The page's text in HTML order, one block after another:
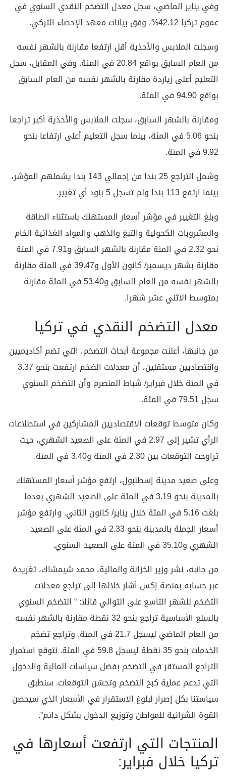
وفي يناير الماضي، سجل معدل التضخم النقدي السنوي في
عموم تركيا 42.12%، وفق بيانات معهد الإحصاء التركي.
وسجلت الملابس والأحذية أقل ارتفعا مقارنة بالشهر نفسه
من العام السابق بواقع 20.84 في المئة. وفي المقابل، سجل
التعليم أعلى زياردة مقارنة بالشهر نفسه من العام السابق
بواقع 94.90 في المئة.
ومقارنة بالشهر السابق، سجلت الملابس والأحذية أكبر تراجعا
بنحو 5.06 في المئة، بينما سجل التعليم أعلى ارتفاعا بنحو
9.92 في المئة.
وشمل التراجع 25 بندا من إجمالي 143 بندا يشملهم المؤشر،
بينما ارتفع 113 بندا ولم تسجل 5 بنود أي تغيير.
وبلغ التغيير في مؤشر أسعار المستهلك باستثناء الطاقة
والمشروبات الكحولية والتبغ والذهب والمواد الغذائية الخام
نحو 2.32 في المئة مقارنة بالشهر السابق و7.91 في المئة
مقارنة بشهر ديسمبر/ كانون الأول و39.47 في المئة مقارنة
بالشهر نفسه من العام السابق و53.40 في المئة مقارنة
بمتوسط الاثني عشر شهرا.
معدل التضخم النقدي في تركيا
من جانبها، أعلنت مجموعة أبحاث التضخم، التي تضم أكاديميين
واقتصاديين مستقلين، أن معدلات الضخم ارتفعت بنحو 3.37
في المئة خلال فبراير/ شباط المنصرم وأن التضخم السنوي
سجل 79.51 في المئة.
وكان متوسط توقعات الاقتصاديين المشاركين في استطلاعات
الرأي تشير إلى 2.97 في المئة على الصعيد الشهري، حيث
تراوحت التوقعات بين 2.30 في المئة و3.40 في المئة.
وعلى صعيد مدينة إسطنبول، ارتفع مؤشر أسعار المستهلك
بالمدينة بنحو 3.19 في المئة على الصعيد الشهري بعدما
بلغت 5.16 في المئة خلال يناير/ كانون الثاني. وارتفع مؤشر
أسعار الجملة بالمدينة بنحو 2.33 في المئة على الصعيد
الشهري و35.10 في المئة على الصعيد السنوي.
من جانبه، نشر وزير الخزانة والمالية، محمد شيمشاك، تغريدة
عبر حسابه بمنصة إكس أشار خلالها إلى تراجع معدلات
التضخم للشهر التاسع على التوالي قائلا: “ التضخم السنوي
بالسلع الأساسية تراجع بنحو 32 نقطة مقارنة بالشهر نفسه
من العام الماضي ليسجل 21.7 في المئة. وتراجع تضخم
الخدمات بنحو 35 نقطة ليسجل 59.8 في المئة. نتوقع استمرار
التراجع المستقر في التضخم بفضل سياسات المالية والدخول
التي تدعم عملية كبح التضخم وتحسّن التوقعات. سنطبق
سياستنا بكل إصرار لبلوغ الاستقرار في الأسعار الذي سيحصن
القوة الشرائية للمواطن وتوزيع الدخول بشكل دائم”.
المنتجات التي ارتفعت أسعارها في
تركيا خلال فبراير: